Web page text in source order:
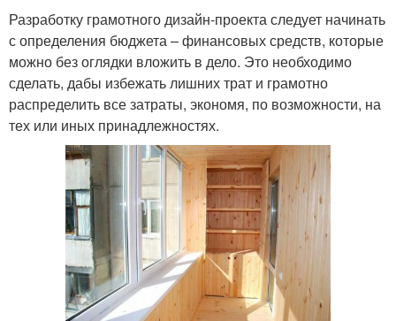
Разработку грамотного дизайн-проекта следует начинать
с определения бюджета – финансовых средств, которые
можно без оглядки вложить в дело. Это необходимо
сделать, дабы избежать лишних трат и грамотно
распределить все затраты, экономя, по возможности, на
тех или иных принадлежностях.